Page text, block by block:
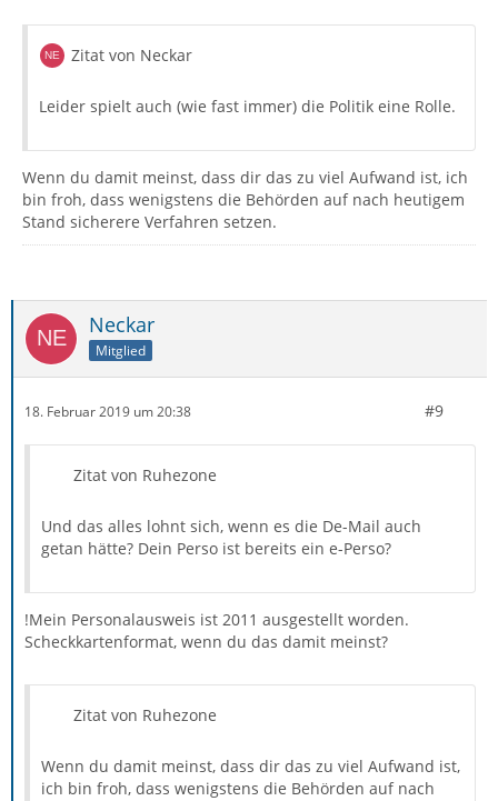
Zitat von Neckar
Leider spielt auch (wie fast immer) die Politik eine Rolle.
Wenn du damit meinst, dass dir das zu viel Aufwand ist, ich
bin froh, dass wenigstens die Behörden auf nach heutigem
Stand sicherere Verfahren setzen.
Neckar
Mitglied
18. Februar 2019 um 20:38 #9
Zitat von Ruhezone
Und das alles lohnt sich, wenn es die De-Mail auch
getan hätte? Dein Perso ist bereits ein e-Perso?
!Mein Personalausweis ist 2011 ausgestellt worden.
Scheckkartenformat, wenn du das damit meinst?
Zitat von Ruhezone
Wenn du damit meinst, dass dir das zu viel Aufwand ist,
ich bin froh, dass wenigstens die Behörden auf nach